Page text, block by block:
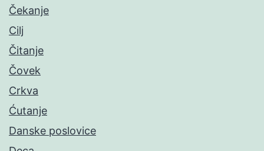
Čekanje
Cilj
Čitanje
Čovek
Crkva
Ćutanje
Danske poslovice